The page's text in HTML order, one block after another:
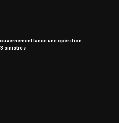
lance une opération
sinistrés